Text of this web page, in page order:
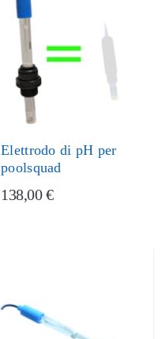
Elettrodo di pH per
poolsquad
138,00 €